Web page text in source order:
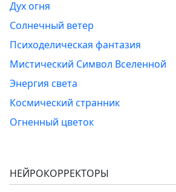
Дух огня
Солнечный ветер
Психоделическая фантазия
Мистический Символ Вселенной
Энергия света
Космический странник
Огненный цветок
НЕЙРОКОРРЕКТОРЫ